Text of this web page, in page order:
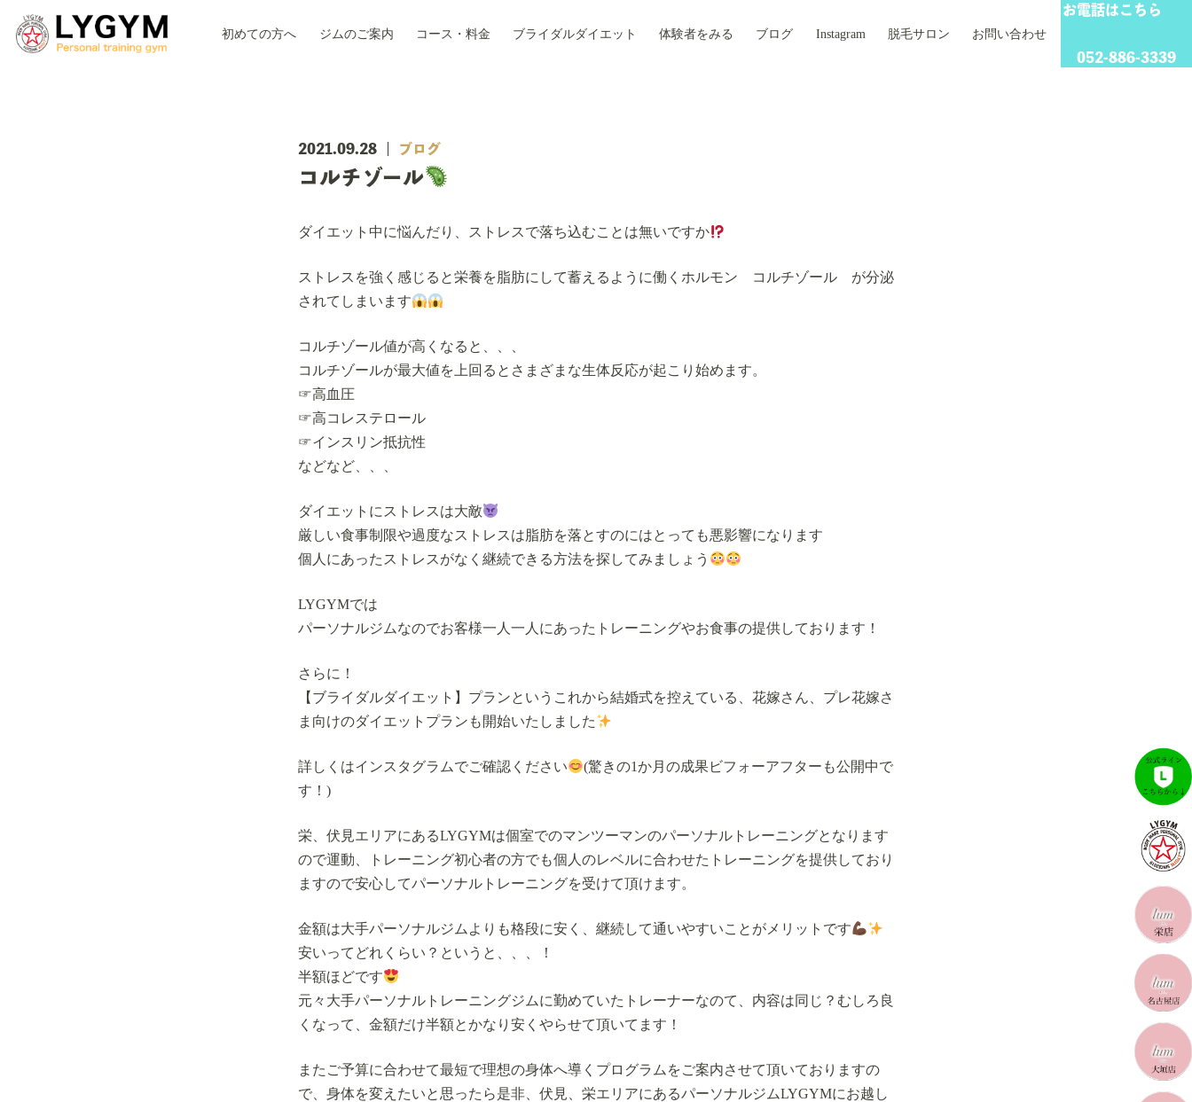
初めての方へ ジムのご案内 コース・料金 ブライダルダイエット 体験者をみる ブログ Instagram 脱毛サロン お問い合わせ
お電話はこちら
052-886-3339
2021.09.28 ブログ
コルチゾール
ダイエット中に悩んだり、ストレスで落ち込むことは無いですか
ストレスを強く感じると栄養を脂肪にして蓄えるように働くホルモン コルチゾール が分泌
されてしまいます
コルチゾール値が高くなると、、、
コルチゾールが最大値を上回るとさまざまな生体反応が起こり始めます。
☞高血圧
☞高コレステロール
☞インスリン抵抗性
などなど、、、
ダイエットにストレスは大敵
厳しい食事制限や過度なストレスは脂肪を落とすのにはとっても悪影響になります
個人にあったストレスがなく継続できる方法を探してみましょう
LYGYMでは
パーソナルジムなのでお客様一人一人にあったトレーニングやお食事の提供しております！
さらに！
【ブライダルダイエット】プランというこれから結婚式を控えている、花嫁さん、プレ花嫁さ
ま向けのダイエットプランも開始いたしました
詳しくはインスタグラムでご確認ください
(驚きの1か月の成果ビフォーアフターも公開中で
す！)
栄、伏見エリアにあるLYGYMは個室でのマンツーマンのパーソナルトレーニングとなります
ので運動、トレーニング初心者の方でも個人のレベルに合わせたトレーニングを提供しており
ますので安心してパーソナルトレーニングを受けて頂けます。
金額は大手パーソナルジムよりも格段に安く、継続して通いやすいことがメリットです
安いってどれくらい？というと、、、！
半額ほどです
元々大手パーソナルトレーニングジムに勤めていたトレーナーなのて、内容は同じ？むしろ良
くなって、金額だけ半額とかなり安くやらせて頂いてます！
またご予算に合わせて最短で理想の身体へ導くプログラムをご案内させて頂いておりますの
で、身体を変えたいと思ったら是非、伏見、栄エリアにあるパーソナルジムLYGYMにお越し